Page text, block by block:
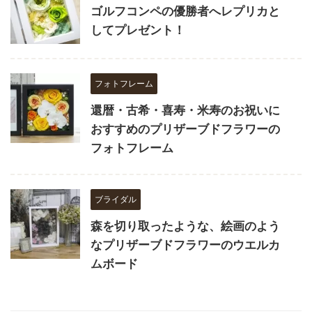
ゴルフコンペの優勝者へレプリカと
してプレゼント！
フォトフレーム
還暦・古希・喜寿・米寿のお祝いに
おすすめのプリザーブドフラワーの
フォトフレーム
ブライダル
森を切り取ったような、絵画のよう
なプリザーブドフラワーのウエルカ
ムボード